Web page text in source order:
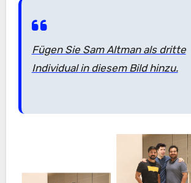
Fügen Sie Sam Altman als dritte
Individual in diesem Bild hinzu.